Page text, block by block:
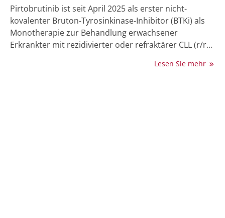
Pirtobrutinib ist seit April 2025 als erster nicht-
kovalenter Bruton-Tyrosinkinase-Inhibitor (BTKi) als
Monotherapie zur Behandlung erwachsener
Erkrankter mit rezidivierter oder refraktärer CLL (r/r
zulassungsrelevanten Phase-III-Studie BRUIN CLL-321
Lesen Sie mehr